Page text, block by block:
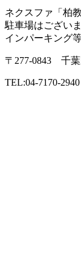
ネクスファ「柏
駐車場はござい
インパーキング
〒277-0843 千葉
TEL:04-7170-2940